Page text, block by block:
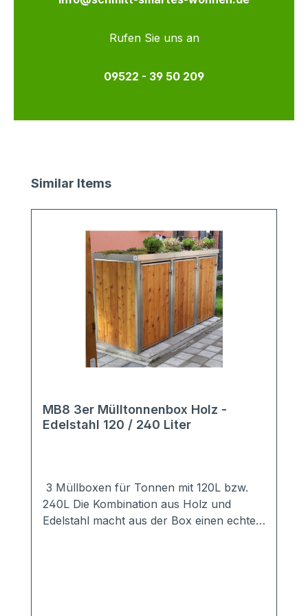
Rufen Sie uns an
09522 - 39 50 209
Produktgalerie überspringen
Similar Items
MB8 3er Mülltonnenbox Holz -
Edelstahl 120 / 240 Liter
3 Müllboxen für Tonnen mit 120L bzw.
240L Die Kombination aus Holz und
Edelstahl macht aus der Box einen echten